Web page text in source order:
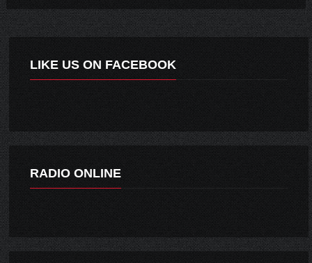
LIKE US ON FACEBOOK
RADIO ONLINE